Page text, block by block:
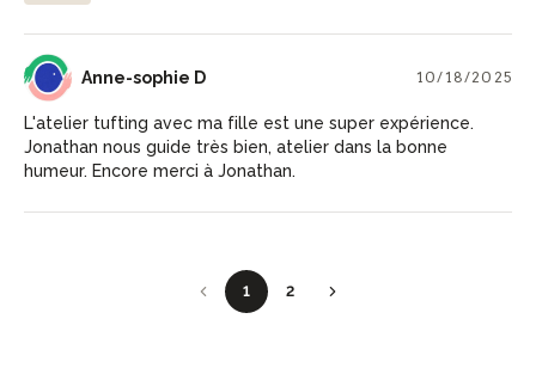
AD Anne-sophie D 10/18/2025
L'atelier tufting avec ma fille est une super expérience.
Jonathan nous guide très bien, atelier dans la bonne
humeur. Encore merci à Jonathan.
1 2